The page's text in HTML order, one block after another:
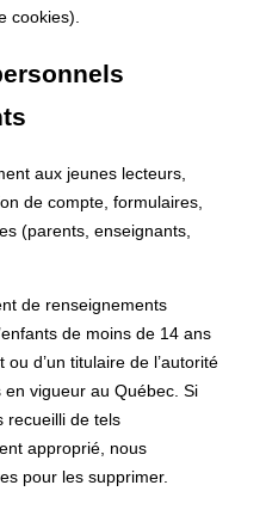
cookies).
aux jeunes lecteurs,
de compte, formulaires,
(parents, enseignants,
de renseignements
de moins de 14 ans
d’un titulaire de l’autorité
vigueur au Québec. Si
recueilli de tels
approprié, nous
pour les supprimer.